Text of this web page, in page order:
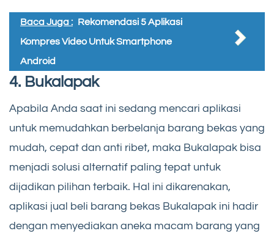
Baca Juga : Rekomendasi 5 Aplikasi
Kompres Video Untuk Smartphone
Android
4. Bukalapak
Apabila Anda saat ini sedang mencari aplikasi
untuk memudahkan berbelanja barang bekas yang
mudah, cepat dan anti ribet, maka Bukalapak bisa
menjadi solusi alternatif paling tepat untuk
dijadikan pilihan terbaik. Hal ini dikarenakan,
aplikasi jual beli barang bekas Bukalapak ini hadir
dengan menyediakan aneka macam barang yang